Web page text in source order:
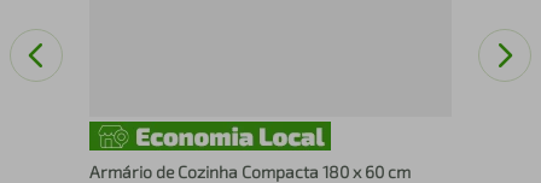
Armário de Cozinha Compacta 180 x 60 cm